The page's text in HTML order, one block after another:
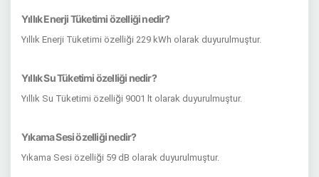
Yıllık Enerji Tüketimi özelliği nedir?
Yıllık Enerji Tüketimi özelliği 229 kWh olarak duyurulmuştur.
Yıllık Su Tüketimi özelliği nedir?
Yıllık Su Tüketimi özelliği 9001 lt olarak duyurulmuştur.
Yıkama Sesi özelliği nedir?
Yıkama Sesi özelliği 59 dB olarak duyurulmuştur.